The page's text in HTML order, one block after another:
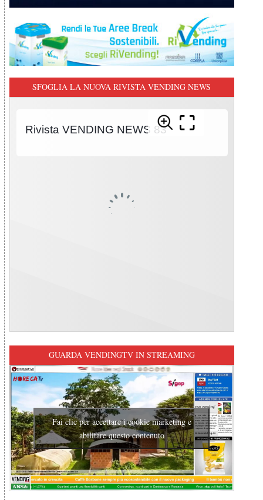
SFOGLIA LA NUOVA RIVISTA VENDING NEWS
GUARDA VENDINGTV IN STREAMING
Fai clic per accettare i cookie marketing e
abilitare questo contenuto